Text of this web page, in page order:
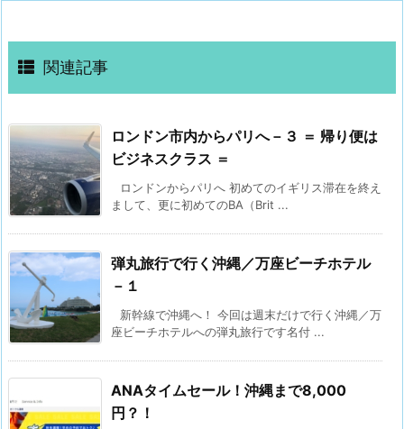
関連記事
ロンドン市内からパリへ－３ ＝ 帰り便は
ビジネスクラス ＝
ロンドンからパリへ 初めてのイギリス滞在を終え
まして、更に初めてのBA（Brit ...
弾丸旅行で行く沖縄／万座ビーチホテル
－１
新幹線で沖縄へ！ 今回は週末だけで行く沖縄／万
座ビーチホテルへの弾丸旅行です名付 ...
ANAタイムセール！沖縄まで8,000
円？！